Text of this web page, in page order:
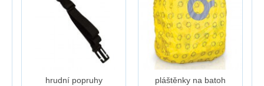
hrudní popruhy pláštěnky na batoh